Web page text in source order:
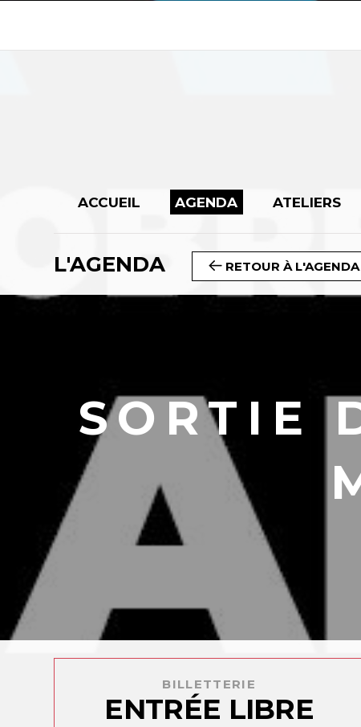
ACCUEIL AGENDA ATELIERS
L'AGENDA RETOUR À L'AGENDA
SORTIE
BILLETTERIE
ENTRÉE LIBRE